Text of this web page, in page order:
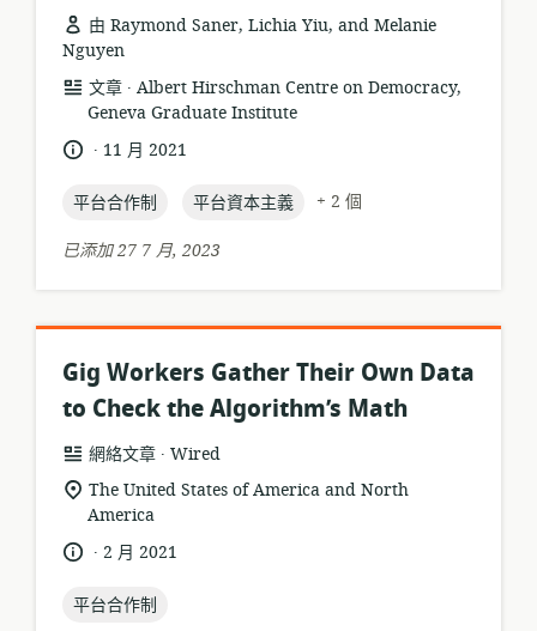
由 Raymond Saner, Lichia Yiu, and Melanie
Nguyen
資
源
文章 .
發
布
者:
Albert Hirschman Centre on Democracy,
Geneva Graduate Institute
語
.
發
日
11 月 2021
topic:
平台合作制 topic:
平台資本主義
+ 2 個
已添加 27 7 月, 2023
Gig Workers Gather Their Own Data
to Check the Algorithm’s Math
資
源
格
網絡文章 .
發
布
Wired
相
關
The United States of America and North
America
語
.
發
日
2 月 2021
topic:
平台合作制